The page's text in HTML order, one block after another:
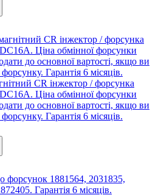
CR інжектор / форсунка
Ціна обмінної форсунки
до основної вартості, якщо ви
Гарантія 6 місяців.